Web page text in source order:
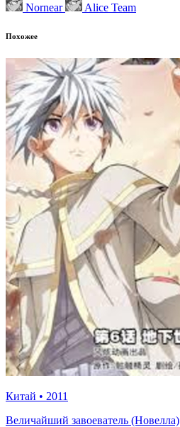
Nornear Alice Team
Похожее
Китай • 2011
Величайший завоеватель (Новелла)